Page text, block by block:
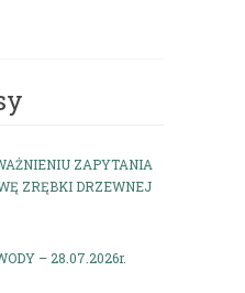
ZAPYTANIA
ZRĘBKI DRZEWNEJ
– 28.07.2026r.